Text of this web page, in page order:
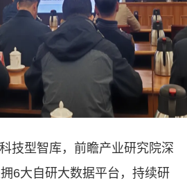
技型智库，前瞻产业研究院深
6大自研大数据平台，持续研